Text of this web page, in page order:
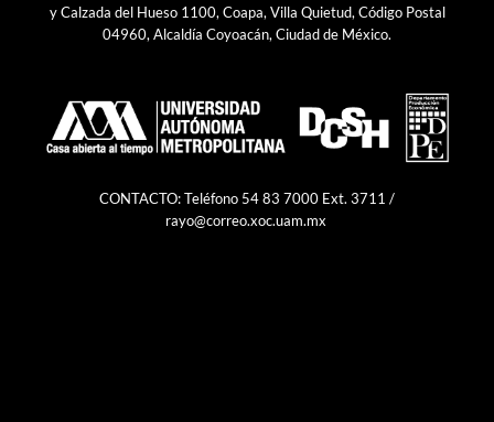
y Calzada del Hueso 1100, Coapa, Villa Quietud, Código Postal
04960, Alcaldía Coyoacán, Ciudad de México.
CONTACTO: Teléfono 54 83 7000 Ext. 3711 /
rayo@correo.xoc.uam.mx